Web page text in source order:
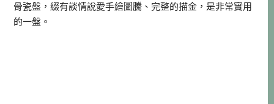
骨瓷盤，綴有談情說愛手繪圖騰、完整的描金，是非常實用
的一盤。